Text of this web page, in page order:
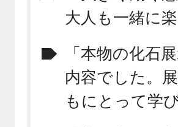
大人も一緒に
「本物の化石
内容でした。
もにとって学